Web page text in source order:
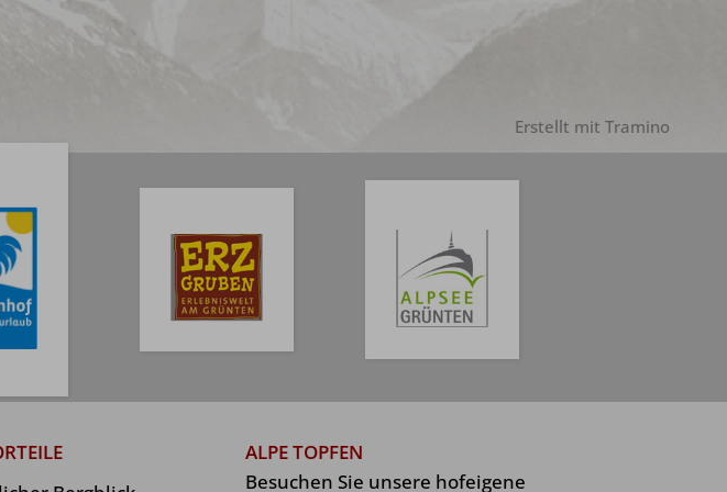
Erstellt mit Tramino
ALPE TOPFEN
Besuchen Sie unsere hofeigene